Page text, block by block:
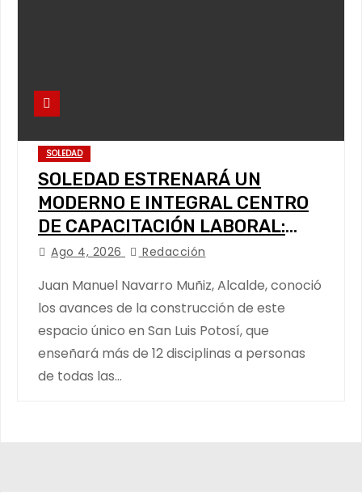
SOLEDAD
SOLEDAD ESTRENARÁ UN
MODERNO E INTEGRAL CENTRO
DE CAPACITACIÓN LABORAL:
ALCALDE
Ago 4, 2026 Redacción
Juan Manuel Navarro Muñiz, Alcalde, conoció
los avances de la construcción de este
espacio único en San Luis Potosí, que
enseñará más de 12 disciplinas a personas
de todas las…